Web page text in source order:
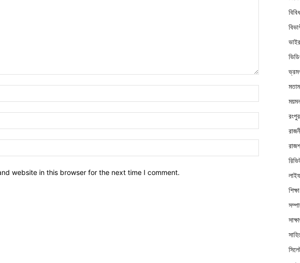
website in this browser for the next time I comment.
বিবিধ
রংপুর
শিক্ষা